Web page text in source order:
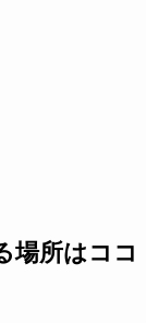
場所はココ